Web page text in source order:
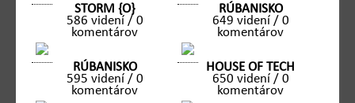
STORM {O}
586 videní / 0
komentárov
RÚBANISKO
649 videní / 0
komentárov
RÚBANISKO
595 videní / 0
komentárov
HOUSE OF TECH
650 videní / 0
komentárov